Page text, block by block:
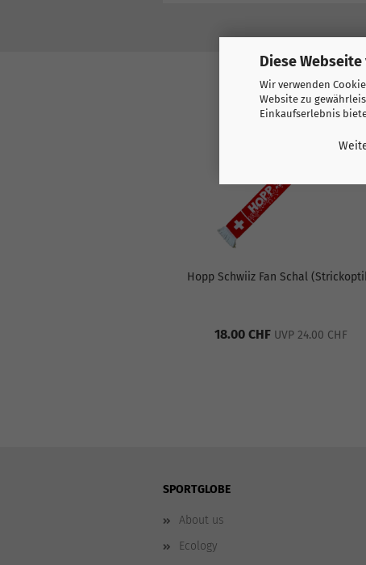
Diese
Wir verwenden
Website zu
Einkaufserlebnis
KUNDEN,
Hopp Schwiiz Fan Schal
18.00 CHF UVP 24.00 CHF
SPORTGLOBE
About us
Ecology